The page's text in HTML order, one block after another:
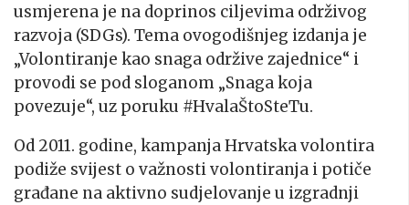
usmjerena je na doprinos ciljevima održivog
razvoja (SDGs). Tema ovogodišnjeg izdanja je
„Volontiranje kao snaga održive zajednice“ i
provodi se pod sloganom „Snaga koja
povezuje“, uz poruku #HvalaŠtoSteTu.
Od 2011. godine, kampanja Hrvatska volontira
podiže svijest o važnosti volontiranja i potiče
građane na aktivno sudjelovanje u izgradnji